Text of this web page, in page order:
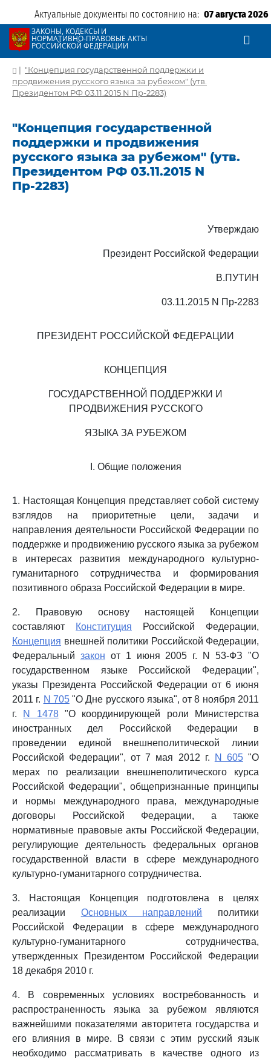
Актуальные документы по состоянию на: 07 августа 2026
ЗАКОНЫ, КОДЕКСЫ И
НОРМАТИВНО-ПРАВОВЫЕ АКТЫ
РОССИЙСКОЙ ФЕДЕРАЦИИ
| "Концепция государственной поддержки и
продвижения русского языка за рубежом" (утв.
Президентом РФ 03.11.2015 N Пр-2283)
"Концепция государственной
поддержки и продвижения
русского языка за рубежом" (утв.
Президентом РФ 03.11.2015 N
Пр-2283)
Утверждаю
Президент Российской Федерации
В.ПУТИН
03.11.2015 N Пр-2283
ПРЕЗИДЕНТ РОССИЙСКОЙ ФЕДЕРАЦИИ
КОНЦЕПЦИЯ
ГОСУДАРСТВЕННОЙ ПОДДЕРЖКИ И
ПРОДВИЖЕНИЯ РУССКОГО
ЯЗЫКА ЗА РУБЕЖОМ
I. Общие положения
1. Настоящая Концепция представляет собой систему
взглядов на приоритетные цели, задачи и
направления деятельности Российской Федерации по
поддержке и продвижению русского языка за рубежом
в интересах развития международного культурно-
гуманитарного сотрудничества и формирования
позитивного образа Российской Федерации в мире.
2. Правовую основу настоящей Концепции
составляют
Конституция Российской Федерации,
Концепция внешней политики Российской Федерации,
Федеральный закон от 1 июня 2005 г. N 53-ФЗ "О
государственном языке Российской Федерации",
указы Президента Российской Федерации от 6 июня
2011 г. N 705"О Дне русского языка", от 8 ноября 2011
г. N 1478"О координирующей роли Министерства
иностранных дел Российской Федерации в
проведении единой внешнеполитической линии
Российской Федерации", от 7 мая 2012 г.
N 605"О
мерах по реализации внешнеполитического курса
Российской Федерации", общепризнанные принципы
и нормы международного права, международные
договоры Российской Федерации, а также
нормативные правовые акты Российской Федерации,
регулирующие деятельность федеральных органов
государственной власти в сфере международного
культурно-гуманитарного сотрудничества.
3. Настоящая Концепция подготовлена в целях
реализации Основных направлений политики
Российской Федерации в сфере международного
культурно-гуманитарного сотрудничества,
утвержденных Президентом Российской Федерации
18 декабря 2010 г.
4. В современных условиях востребованность и
распространенность языка за рубежом являются
важнейшими показателями авторитета государства и
его влияния в мире. В связи с этим русский язык
необходимо рассматривать в качестве одного из